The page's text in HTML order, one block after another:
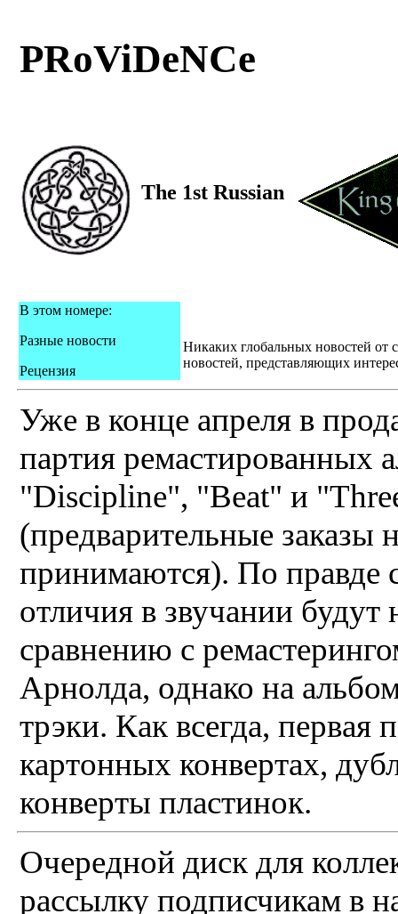
PRoViDeNCe
The 1st Russian
В этом номере:
Разные новости
Рецензия
Никаких глобальных новостей от
новостей, представляющих
Уже в конце апреля в
партия ремастированных
"Discipline", "Beat" и
(предварительные заказы
принимаются). По правде
отличия в звучании
сравнению с
Арнолда, однако на
трэки. Как всегда, первая
картонных конвертах,
конверты пластинок.
Очередной диск для
рассылку подписчикам в